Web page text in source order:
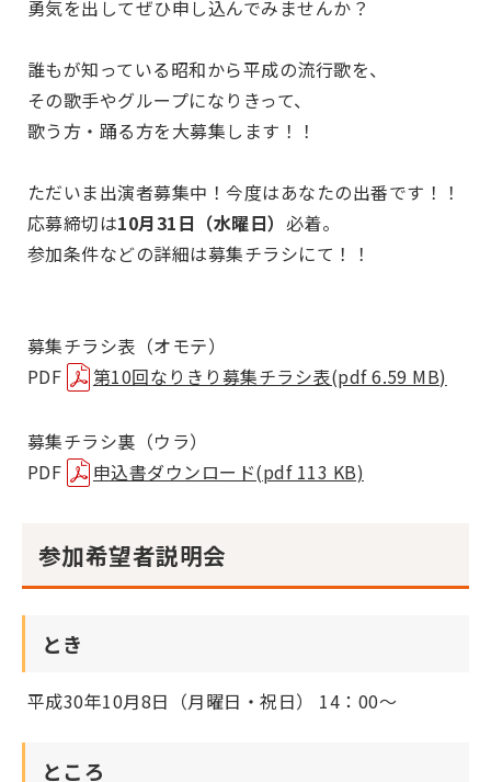
勇気を出してぜひ申し込んでみませんか？
誰もが知っている昭和から平成の流行歌を、
その歌手やグループになりきって、
歌う方・踊る方を大募集します！！
ただいま出演者募集中！今度はあなたの出番です！！
応募締切は10月31日（水曜日） 必着。
参加条件などの詳細は募集チラシにて！！
募集チラシ表（オモテ）
PDF
第10回なりきり募集チラシ表(pdf 6.59 MB)
募集チラシ裏（ウラ）
PDF
申込書ダウンロード(pdf 113 KB)
参加希望者説明会
とき
平成30年10月8日（月曜日・祝日） 14：00～
ところ